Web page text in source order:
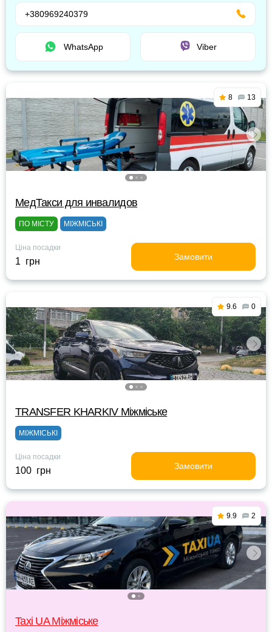
+380969240379
WhatsApp Viber
8 13
МедТакси для инвалидов
ПО МІСТУ МІЖМІСЬКІ
Ціна посадки
1 грн Замовити
9.6 0
TRANSFER KHARKIV Міжміське
МІЖМІСЬКІ
Ціна посадки
100 грн Замовити
9.9 2
Taxi UA Міжміське